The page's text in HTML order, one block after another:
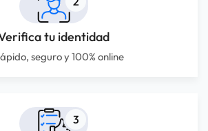
tu identidad
seguro y 100% online
3